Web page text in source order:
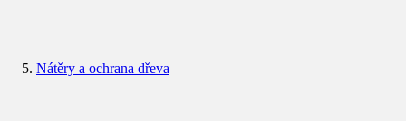
Nátěry a ochrana dřeva